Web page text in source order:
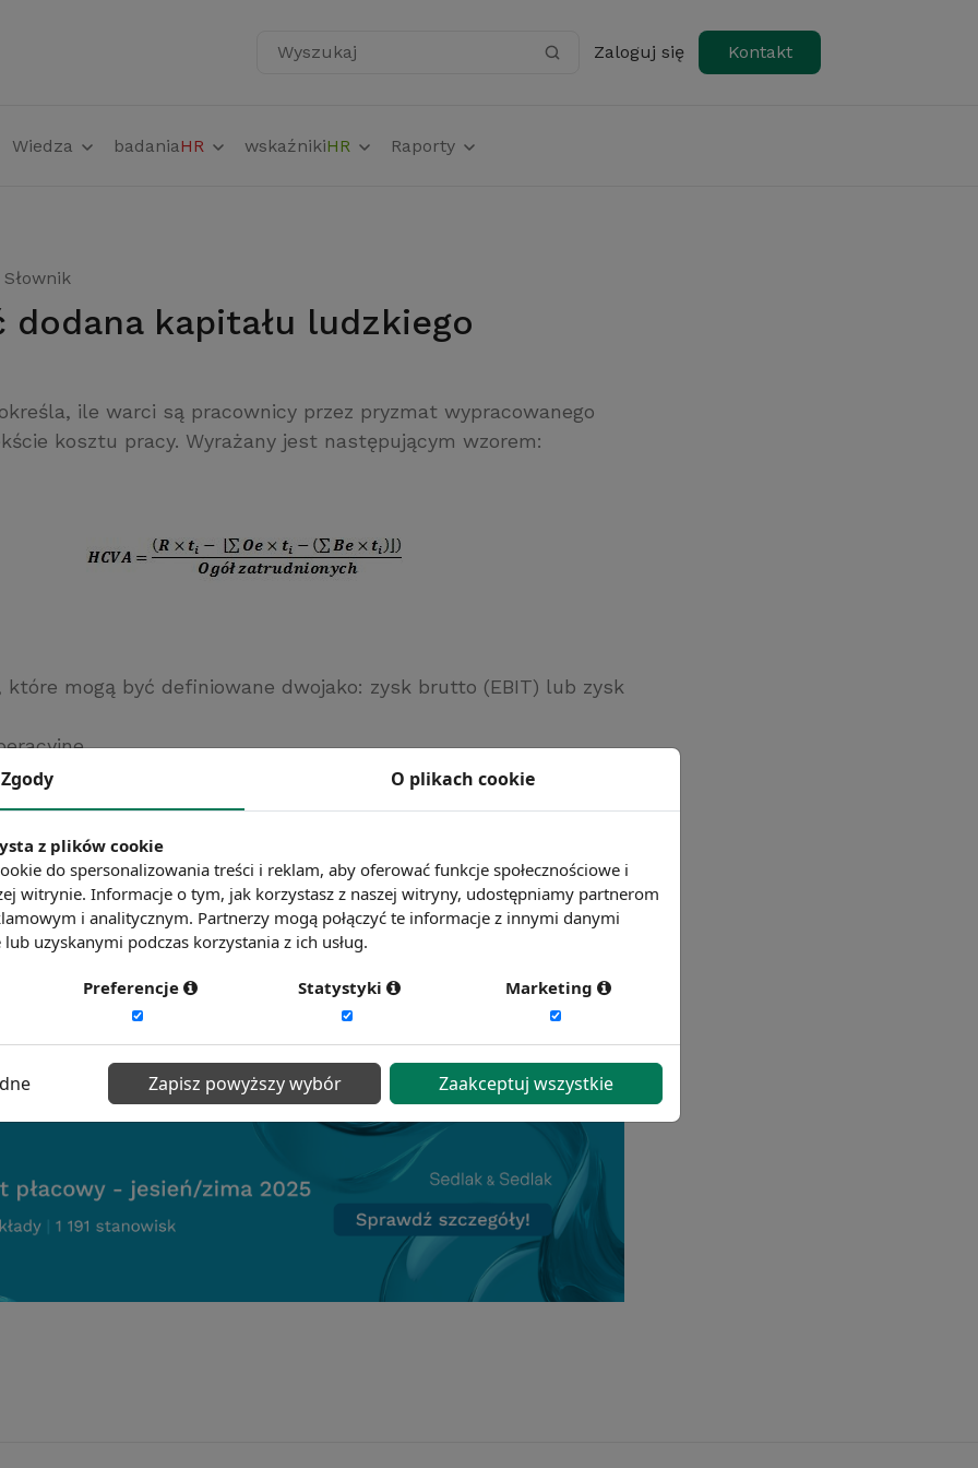
Wyszukaj Zaloguj się Kontakt
Wiedza badaniaHR wskaźnikiHR Raporty
Słownik
dodana kapitału ludzkiego
ile warci są pracownicy przez pryzmat wypracowanego
kosztu pracy. Wyrażany jest następującym wzorem:
które mogą być definiowane dwojako: zysk brutto (EBIT) lub zysk
brutto
poniesione w związku z budżetem wynagrodzeń
liczony jest indeks (jeśli jest to rok bilansowy wg stanu
– na podstawie umowy o pracę na dany dzień kończący
np. 31 grudnia
więcej? Zobacz więcej haseł
Zgody O plikach cookie
z plików cookie
do spersonalizowania treści i reklam, aby oferować funkcje społecznościowe i
witrynie. Informacje o tym, jak korzystasz z naszej witryny, udostępniamy partnerom
i analitycznym. Partnerzy mogą połączyć te informacje z innymi danymi
uzyskanymi podczas korzystania z ich usług.
Preferencje Statystyki Marketing
Zapisz powyższy wybór Zaakceptuj wszystkie